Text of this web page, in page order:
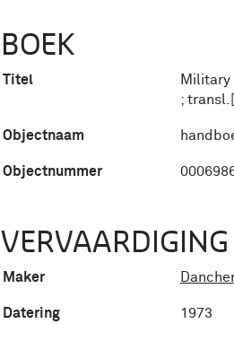
BOEK
Titel
Military
;
Objectnaam
Objectnummer
VERVAARDIGING
Maker
Datering 1973